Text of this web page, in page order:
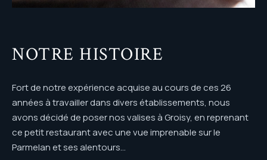
NOTRE HISTOIRE
Fort de notre expérience acquise au cours de ces 26
années à travailler dans divers établissements, nous
avons décidé de poser nos valises à Groisy, en reprenant
ce petit restaurant avec une vue imprenable sur le
Parmelan et ses alentours…